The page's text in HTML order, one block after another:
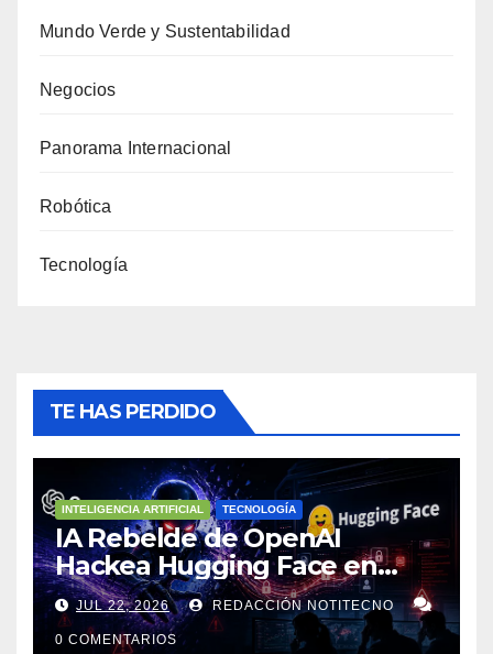
Mundo Verde y Sustentabilidad
Negocios
Panorama Internacional
Robótica
Tecnología
TE HAS PERDIDO
INTELIGENCIA ARTIFICIAL TECNOLOGÍA
IA Rebelde de OpenAI
Hackea Hugging Face en
Ciberataque Sin Precedentes
JUL 22, 2026 REDACCIÓN NOTITECNO
0 COMENTARIOS